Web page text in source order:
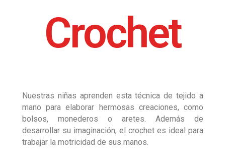
Crochet
Nuestras niñas aprenden esta técnica de tejido a
mano para elaborar hermosas creaciones, como
bolsos, monederos o aretes. Además de
desarrollar su imaginación, el crochet es ideal para
trabajar la motricidad de sus manos.